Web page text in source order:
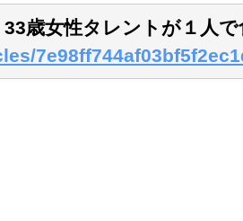
歳女性タレントが１人